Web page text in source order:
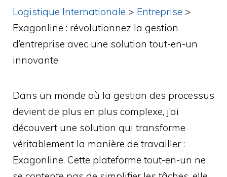
Logistique Internationale > Entreprise >
Exagonline : révolutionnez la gestion
d’entreprise avec une solution tout-en-un
innovante
Dans un monde où la gestion des processus
devient de plus en plus complexe, j’ai
découvert une solution qui transforme
véritablement la manière de travailler :
Exagonline. Cette plateforme tout-en-un ne